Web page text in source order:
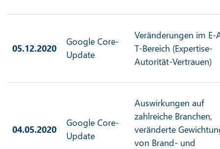
05.12.2020
Google Core-
Update
Veränderungen im E-
T-Bereich (Expertise-
Autorität-Vertrauen)
04.05.2020
Google Core-
Update
Auswirkungen auf
zahlreiche Branchen,
veränderte
von Brand- und